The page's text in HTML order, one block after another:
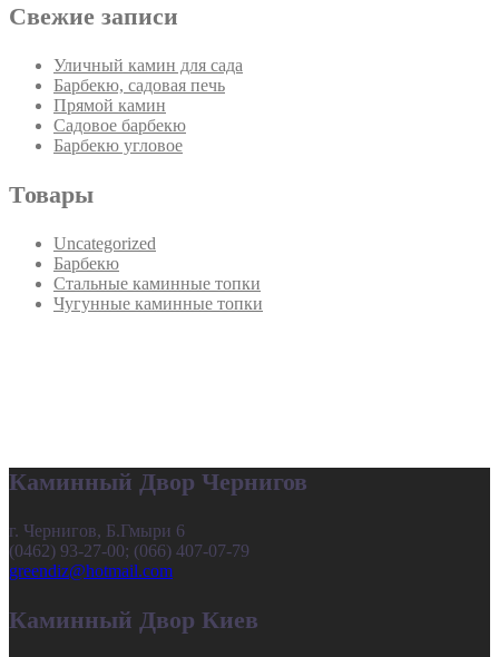
Свежие записи
Уличный камин для сада
Барбекю, садовая печь
Прямой камин
Садовое барбекю
Барбекю угловое
Товары
Uncategorized
Барбекю
Стальные каминные топки
Чугунные каминные топки
Каминный Двор Чернигов
г. Чернигов, Б.Гмыри 6
(0462) 93-27-00; (066) 407-07-79
greendiz@hotmail.com
Каминный Двор Киев